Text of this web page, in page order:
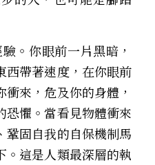
西帶著速度，在你眼前
來，危及你的身體，
恐懼。當看見物體衝來
鞏固自我的自保機制馬
。這是人類最深層的執